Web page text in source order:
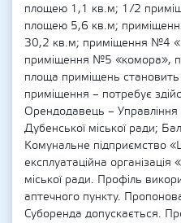
площею 1,1 кв.м; 1/2
площею 5,6 кв.м;
30,2 кв.м; приміщення №4
приміщення №5 «комора»,
площа приміщень
приміщення – потребує
Орендодавець – Управління
Дубенської міської ради;
Комунальне підприємство
експлуатаційна
міської ради. Профіль
аптечного пункту.
Суборенда допускається.